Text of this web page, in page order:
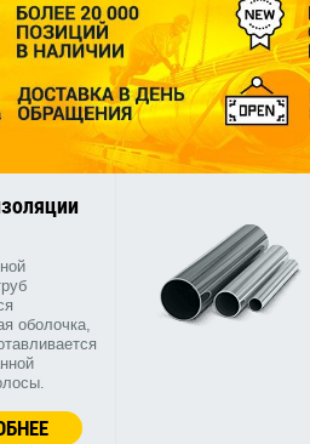
оболочка,